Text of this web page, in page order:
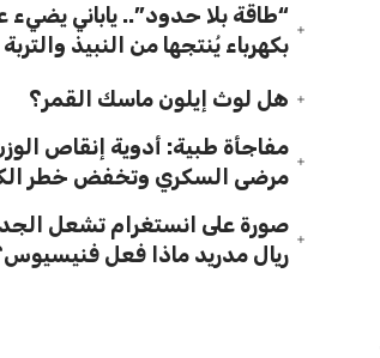
“طاقة بلا حدود”.. ياباني يضيء
بكهرباء يُنتجها من النبيذ
هل لوث إيلون ماسك القمر؟
مفاجأة طبية: أدوية إنقاص
مرضى السكري وتخفض خطر
صورة على انستغرام تشعل
ريال مدريد ماذا فعل